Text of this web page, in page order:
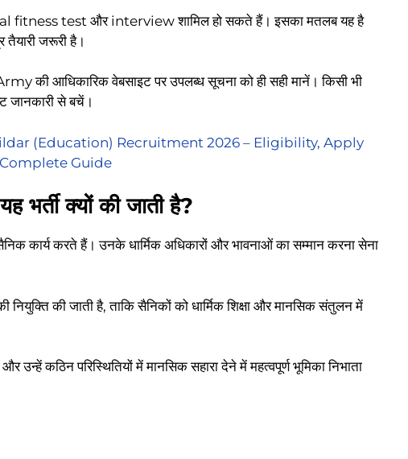
fitness test और interview शामिल हो सकते हैं। इसका मतलब यह है
तैयारी जरूरी है।
की आधिकारिक वेबसाइट पर उपलब्ध सूचना को ही सही मानें। किसी भी
जानकारी से बचें।
(Education) Recruitment 2026 – Eligibility, Apply
Guide
भर्ती क्यों की जाती है?
कार्य करते हैं। उनके धार्मिक अधिकारों और भावनाओं का सम्मान करना सेना
की जाती है, ताकि सैनिकों को धार्मिक शिक्षा और मानसिक संतुलन में
कठिन परिस्थितियों में मानसिक सहारा देने में महत्वपूर्ण भूमिका निभाता